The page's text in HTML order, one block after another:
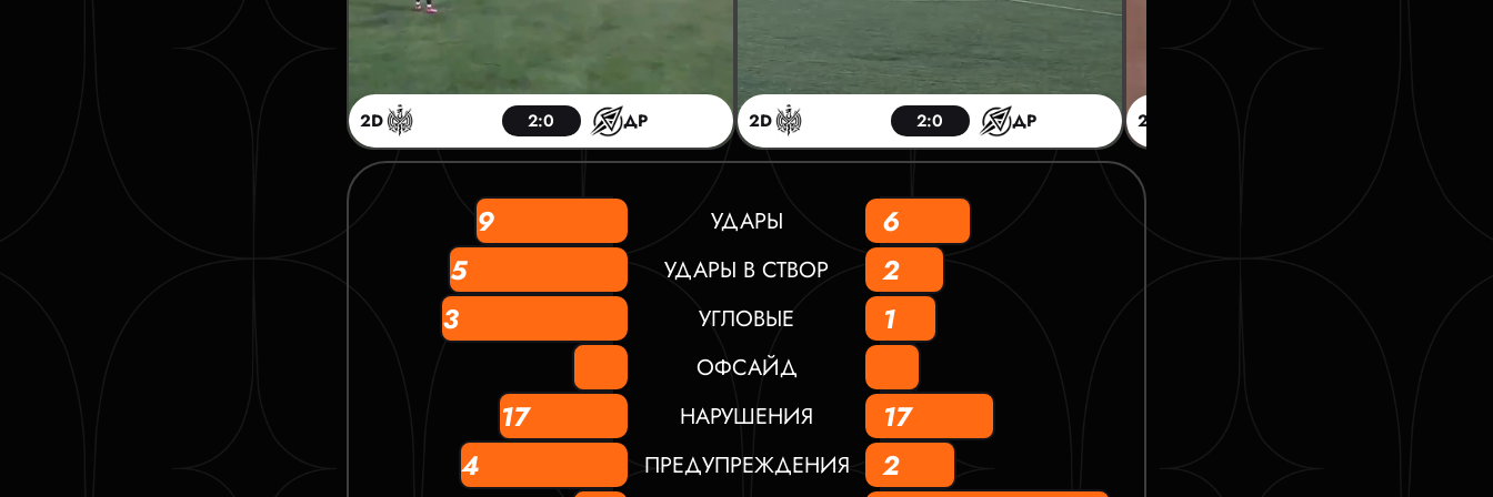
2D 2:0 ДР 2D 2:0 ДР 2D
9 УДАРЫ
6
5
УДАРЫ В СТВОР
2
3
УГЛОВЫЕ 1
ОФСАЙД
17 НАРУШЕНИЯ
17
4
ПРЕДУПРЕЖДЕНИЯ
2